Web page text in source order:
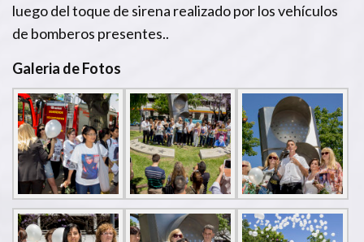
luego del toque de sirena realizado por los vehículos
de bomberos presentes..
Galeria de Fotos